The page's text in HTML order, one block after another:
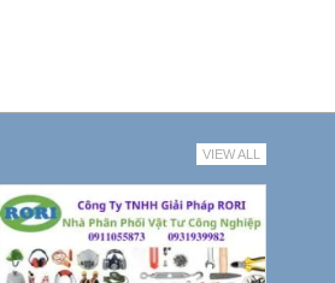
VIEW ALL